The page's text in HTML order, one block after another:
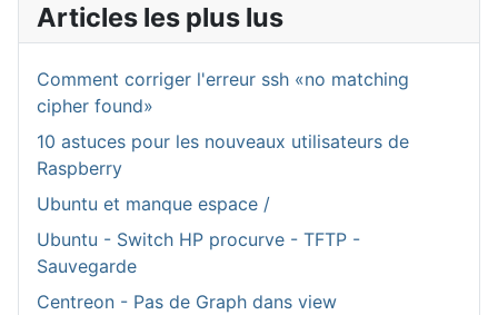
Articles les plus lus
Comment corriger l'erreur ssh «no matching
cipher found»
10 astuces pour les nouveaux utilisateurs de
Raspberry
Ubuntu et manque espace /
Ubuntu - Switch HP procurve - TFTP -
Sauvegarde
Centreon - Pas de Graph dans view